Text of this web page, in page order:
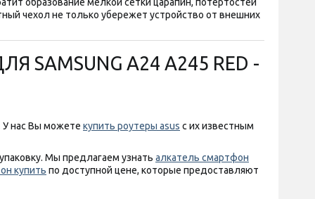
образование мелкой сетки царапин, потертостей
чехол не только убережет устройство от внешних
SAMSUNG A24 A245 RED -
У нас Вы можете купить роутеры asus с их известным
Мы предлагаем узнать алкатель смартфон
купить по доступной цене, которые предоставляют